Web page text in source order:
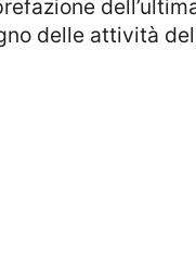
delle attività